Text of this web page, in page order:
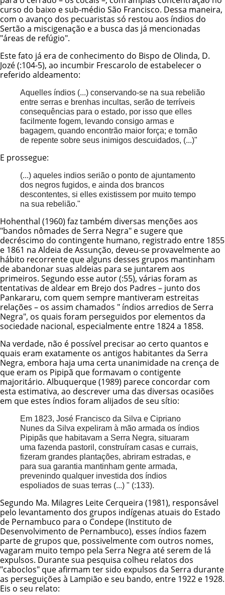
curso do baixo e sub-médio São Francisco. Dessa maneira,
com o avanço dos pecuaristas só restou aos índios do
Sertão a miscigenação e a busca das já mencionadas
"áreas de refúgio".
Este fato já era de conhecimento do Bispo de Olinda, D.
Jozé (:104-5), ao incumbir Frescarolo de estabelecer o
referido aldeamento:
Aquelles índios (...) conservando-se na sua rebelião
entre serras e brenhas incultas, serão de terríveis
consequências para o estado, por isso que elles
facilmente fogem, levando consigo armas e
bagagem, quando encontrão maior força; e tornão
de repente sobre seus inimigos descuidados, (...)"
E prossegue:
(...) aqueles indios serião o ponto de ajuntamento
dos negros fugidos, e ainda dos brancos
descontentes, si elles existissem por muito tempo
na sua rebelião."
Hohenthal (1960) faz também diversas menções aos
"bandos nômades de Serra Negra" e sugere que
decréscimo do contingente humano, registrado entre 1855
e 1861 na Aldeia de Assunção, deveu-se provavelmente ao
hábito recorrente que alguns desses grupos mantinham
de abandonar suas aldeias para se juntarem aos
primeiros. Segundo esse autor (:55), várias foram as
tentativas de aldear em Brejo dos Padres – junto dos
Pankararu, com quem sempre mantiveram estreitas
relações – os assim chamados " índios arredios de Serra
Negra", os quais foram perseguidos por elementos da
sociedade nacional, especialmente entre 1824 a 1858.
Na verdade, não é possível precisar ao certo quantos e
quais eram exatamente os antigos habitantes da Serra
Negra, embora haja uma certa unanimidade na crença de
que eram os Pipipã que formavam o contigente
majoritário. Albuquerque (1989) parece concordar com
esta estimativa, ao descrever uma das diversas ocasiões
em que estes índios foram alijados de seu sítio:
Em 1823, José Francisco da Silva e Cipriano
Nunes da Silva expeliram à mão armada os índios
Pipipãs que habitavam a Serra Negra, situaram
uma fazenda pastoril, construíram casas e currais,
fizeram grandes plantações, abriram estradas, e
para sua garantia mantinham gente armada,
prevenindo qualquer investida dos índios
espoliados de suas terras (...) " (:133).
Segundo Ma. Milagres Leite Cerqueira (1981), responsável
pelo levantamento dos grupos indígenas atuais do Estado
de Pernambuco para o Condepe (Instituto de
Desenvolvimento de Pernambuco), esses índios fazem
parte de grupos que, possivelmente com outros nomes,
vagaram muito tempo pela Serra Negra até serem de lá
expulsos. Durante sua pesquisa colheu relatos dos
"caboclos" que afirmam ter sido expulsos da Serra durante
as perseguições à Lampião e seu bando, entre 1922 e 1928.
Eis o seu relato: